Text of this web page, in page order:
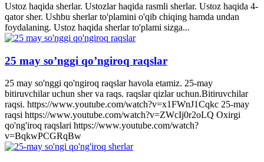
Ustoz haqida sherlar. Ustozlar haqida rasmli sherlar. Ustoz haqida 4-
qator sher. Ushbu sherlar to'plamini o'qib chiqing hamda undan
foydalaning. Ustoz haqida sherlar to'plami sizga...
25 may so’nggi qo’ngiroq raqslar
25 may so'nggi qo'ngiroq raqslar havola etamiz. 25-may
bitiruvchilar uchun sher va raqs. raqslar qizlar uchun.Bitiruvchilar
raqsi. https://www.youtube.com/watch?v=x1FWnJ1Cqkc 25-may
raqsi https://www.youtube.com/watch?v=ZWcIj0r2oLQ Oxirgi
qo'ng'iroq raqslari https://www.youtube.com/watch?
v=BqkwPCGRqBw